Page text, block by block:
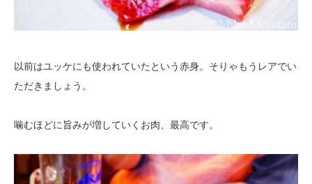
以前はユッケにも使われていたという赤身。そりゃもうレアでい
ただきましょう。
噛むほどに旨みが増していくお肉、最高です。